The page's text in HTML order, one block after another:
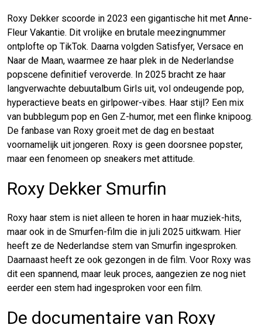
Roxy Dekker scoorde in 2023 een gigantische hit met Anne-
Fleur Vakantie. Dit vrolijke en brutale meezingnummer
ontplofte op TikTok. Daarna volgden Satisfyer, Versace en
Naar de Maan, waarmee ze haar plek in de Nederlandse
popscene definitief veroverde. In 2025 bracht ze haar
langverwachte debuutalbum Girls uit, vol ondeugende pop,
hyperactieve beats en girlpower-vibes. Haar stijl? Een mix
van bubblegum pop en Gen Z-humor, met een flinke knipoog.
De fanbase van Roxy groeit met de dag en bestaat
voornamelijk uit jongeren. Roxy is geen doorsnee popster,
maar een fenomeen op sneakers met attitude.
Roxy Dekker Smurfin
Roxy haar stem is niet alleen te horen in haar muziek-hits,
maar ook in de Smurfen-film die in juli 2025 uitkwam. Hier
heeft ze de Nederlandse stem van Smurfin ingesproken.
Daarnaast heeft ze ook gezongen in de film. Voor Roxy was
dit een spannend, maar leuk proces, aangezien ze nog niet
eerder een stem had ingesproken voor een film.
De documentaire van Roxy